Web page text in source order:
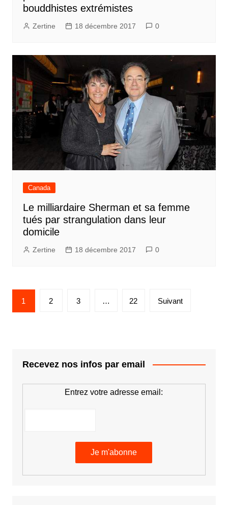
bouddhistes extrémistes
Zertine 18 décembre 2017 0
Canada
Le milliardaire Sherman et sa femme
tués par strangulation dans leur
domicile
Zertine 18 décembre 2017 0
Pagination
des
1 2 3 … 22 Suivant
Recevez nos infos par email
Entrez votre adresse email: